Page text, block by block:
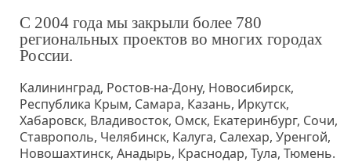
С 2004 года мы закрыли более 780
региональных проектов во многих городах
России.
Калининград, Ростов-на-Дону, Новосибирск,
Республика Крым, Самара, Казань, Иркутск,
Хабаровск, Владивосток, Омск, Екатеринбург, Сочи,
Ставрополь, Челябинск, Калуга, Салехар, Уренгой,
Новошахтинск, Анадырь, Краснодар, Тула, Тюмень.